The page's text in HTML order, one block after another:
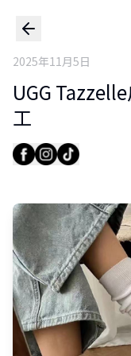
2025年11月5日
UGG
工